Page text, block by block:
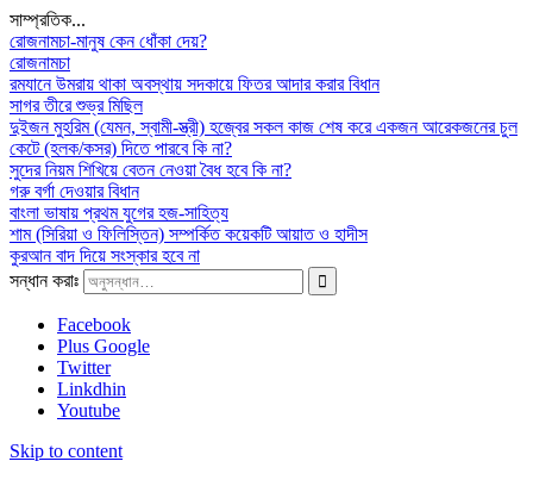
সাম্প্রতিক...
রোজনামচা-মানুষ কেন ধোঁকা দেয়?
রোজনামচা
রমযানে উমরায় থাকা অবস্থায় সদকায়ে ফিতর আদার করার বিধান
সাগর তীরে শুভ্র মিছিল
দুইজন মুহরিম (যেমন, স্বামী-স্ত্রী) হজ্বের সকল কাজ শেষ করে একজন আরেকজনের চুল
কেটে (হলক/কসর) দিতে পারবে কি না?
সুদের নিয়ম শিখিয়ে বেতন নেওয়া বৈধ হবে কি না?
গরু বর্গা দেওয়ার বিধান
বাংলা ভাষায় প্রথম যুগের হজ-সাহিত্য
শাম (সিরিয়া ও ফিলিস্তিন) সম্পর্কিত কয়েকটি আয়াত ও হাদীস
কুরআন বাদ দিয়ে সংস্কার হবে না
সন্ধান করাঃ
Facebook
Plus Google
Twitter
Linkdhin
Youtube
Skip to content